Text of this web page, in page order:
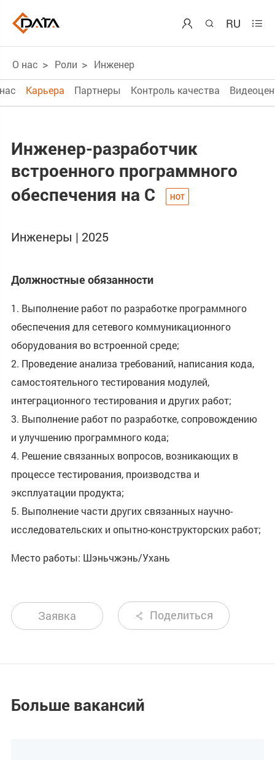
  RU 
О нас Роли
Инженер
Карьера Партнеры Контроль качества
Инженер-разработчик
встроенного программного
обеспечения на C
Инженеры | 2025
Должностные обязанности
1. Выполнение работ по разработке программного
обеспечения для сетевого коммуникационного
оборудования во встроенной среде;
2. Проведение анализа требований, написания кода,
самостоятельного тестирования модулей,
интеграционного тестирования и других работ;
3. Выполнение работ по разработке, сопровождению
и улучшению программного кода;
4. Решение связанных вопросов, возникающих в
процессе тестирования, производства и
эксплуатации продукта;
5. Выполнение части других связанных научно-
исследовательских и опытно-конструкторских работ;
Место работы: Шэньчжэнь/Ухань
Заявка  Поделиться
Больше вакансий